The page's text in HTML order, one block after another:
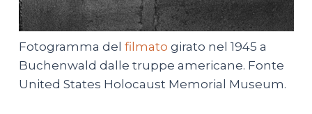
Fotogramma del filmato girato nel 1945 a
Buchenwald dalle truppe americane. Fonte
United States Holocaust Memorial Museum.